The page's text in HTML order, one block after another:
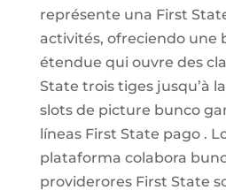
représente una First
activités, ofreciendo une
étendue qui ouvre des
State trois tiges jusqu’à
slots de picture bunco
líneas First State pago .
plataforma colabora
providerores First State